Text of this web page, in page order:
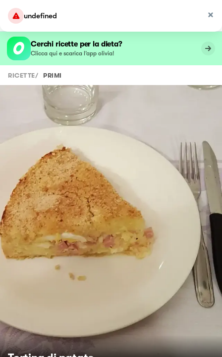
undefined
Cerchi ricette per la dieta?
Clicca qui e scarica l’app olivia!
RICETTE/ PRIMI